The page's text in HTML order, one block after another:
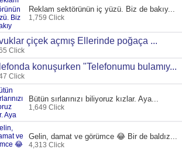
Reklam sektörünün iç yüzü. Biz de bakıy...
1,759 Click
çiçek açmış Ellerinde poğaça ...
Click
konuşurken "Telefonumu bulamıy...
Click
Bütün sırlarınızı biliyoruz kızlar. Aya...
1,649 Click
Gelin, damat ve görümce 😂 Bir de baldız...
4,313 Click